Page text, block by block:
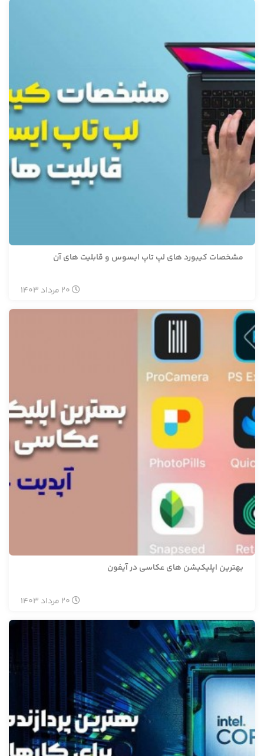
مشخصات کیبورد های لپ تاپ ایسوس و قابلیت های آن
20 مرداد 1403
بهترین اپلیکیشن های عکاسی در آیفون
20 مرداد 1403